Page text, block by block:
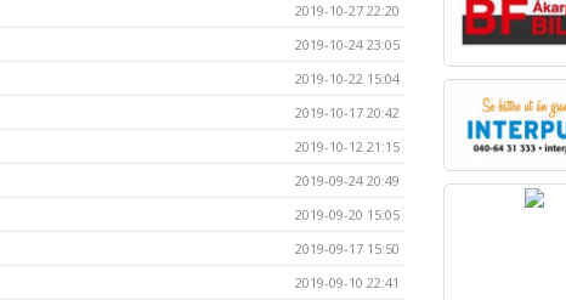
2019-10-27 22:20
2019-10-24 23:05
2019-10-22 15:04
2019-10-17 20:42
2019-10-12 21:15
2019-09-24 20:49
2019-09-20 15:05
2019-09-17 15:50
2019-09-10 22:41